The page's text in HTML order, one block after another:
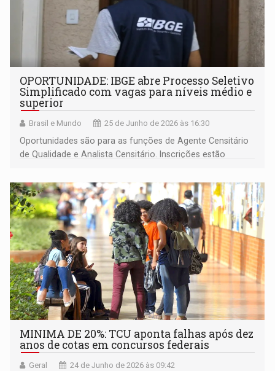
OPORTUNIDADE: IBGE abre Processo Seletivo
Simplificado com vagas para níveis médio e
superior
Brasil e Mundo 25 de Junho de 2026 às 16:30
Oportunidades são para as funções de Agente Censitário
de Qualidade e Analista Censitário. Inscrições estão
MINIMA DE 20%: TCU aponta falhas após dez
anos de cotas em concursos federais
Geral 24 de Junho de 2026 às 09:42